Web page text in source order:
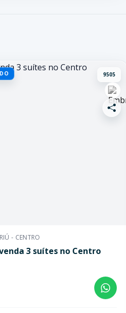
9505
- CENTRO
3 suítes no Centro